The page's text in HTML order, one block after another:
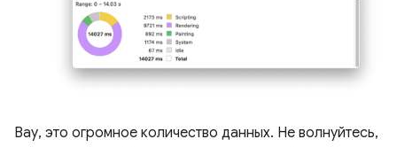
Вау, это огромное количество данных. Не волнуйтесь,